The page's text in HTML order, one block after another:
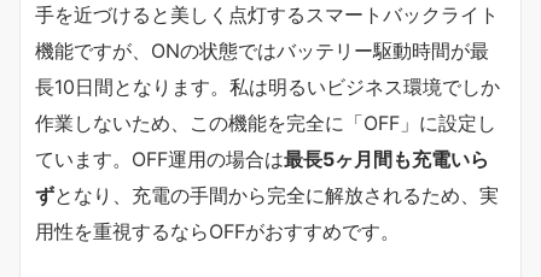
手を近づけると美しく点灯するスマートバックライト
機能ですが、ONの状態ではバッテリー駆動時間が最
長10日間となります。私は明るいビジネス環境でしか
作業しないため、この機能を完全に「OFF」に設定し
ています。OFF運用の場合は最長5ヶ月間も充電いら
ずとなり、充電の手間から完全に解放されるため、実
用性を重視するならOFFがおすすめです。